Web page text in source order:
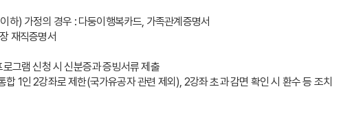
이하) 가정의 경우 : 다둥이행복카드, 가족관계증명서
장 재직증명서
그램 신청 시 신분증과 증빙서류 제출
합 1인 2강좌로 제한(국가유공자 관련 제외), 2강좌 초과 감면 확인 시 환수 등 조치